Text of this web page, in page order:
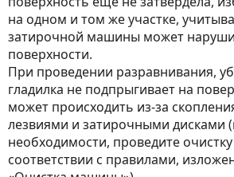
на одном и том же участке,
затирочной машины может
поверхности.
При проведении разравнивания,
гладилка не подпрыгивает на
может происходить из-за
лезвиями и затирочными дисками
необходимости, проведите
соответствии с правилами,